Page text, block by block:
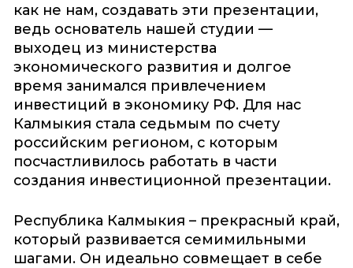
как не нам, создавать эти презентации,
ведь основатель нашей студии —
выходец из министерства
экономического развития и долгое
время занимался привлечением
инвестиций в экономику РФ. Для нас
Калмыкия стала седьмым по счету
российским регионом, с которым
посчастливилось работать в части
создания инвестиционной презентации.
Республика Калмыкия – прекрасный край,
который развивается семимильными
шагами. Он идеально совмещает в себе